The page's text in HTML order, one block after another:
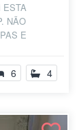
ESTA
NÃO
E
6 4